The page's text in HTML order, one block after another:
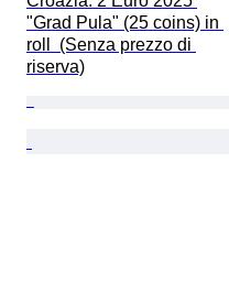
"Grad Pula" (25 coins) in
roll  (Senza prezzo di
riserva)